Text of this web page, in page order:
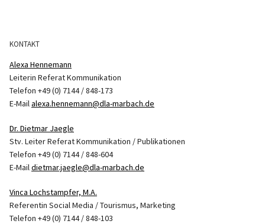
KONTAKT
Alexa Hennemann
Leiterin Referat Kommunikation
Telefon +49 (0) 7144 / 848-173
E-Mailalexa.hennemann@dla-marbach.de
Dr. Dietmar Jaegle
Stv. Leiter Referat Kommunikation / Publikationen
Telefon +49 (0) 7144 / 848-604
E-Maildietmar.jaegle@dla-marbach.de
Vinca Lochstampfer, M.A.
Referentin Social Media / Tourismus, Marketing
Telefon +49 (0) 7144 / 848-103